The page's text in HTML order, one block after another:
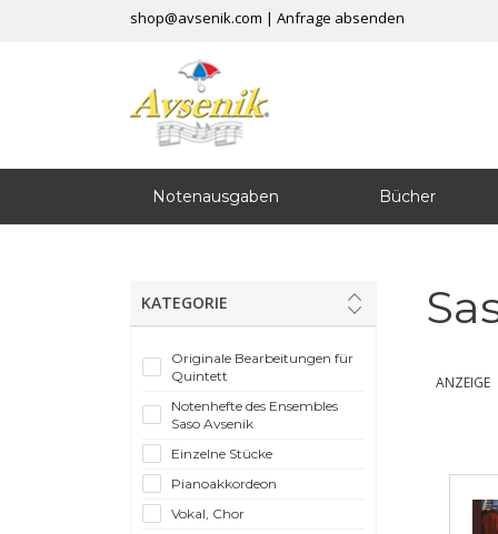
shop@avsenik.com | Anfrage absenden
Notenausgaben Bücher
KATEGORIE
Originale Bearbeitungen für
Quintett
Notenhefte des Ensembles
Saso Avsenik
Einzelne Stücke
Pianoakkordeon
Vokal, Chor
ANZEIGE